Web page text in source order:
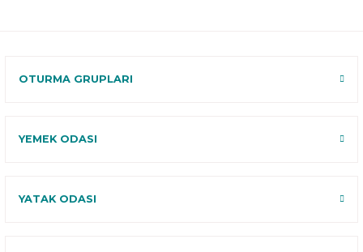
OTURMA GRUPLARI
YEMEK ODASI
YATAK ODASI